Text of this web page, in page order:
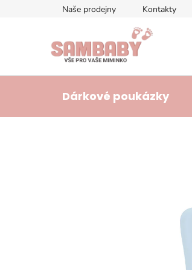
Naše prodejny Kontakty
Dárkové poukázky